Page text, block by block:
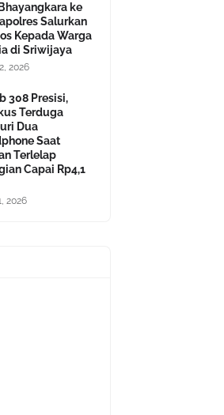
ke
Salurkan
Kepada Warga
di Sriwijaya
2026
308 Presisi,
Terduga
Dua
Saat
Terlelap
Capai Rp4,1
2026